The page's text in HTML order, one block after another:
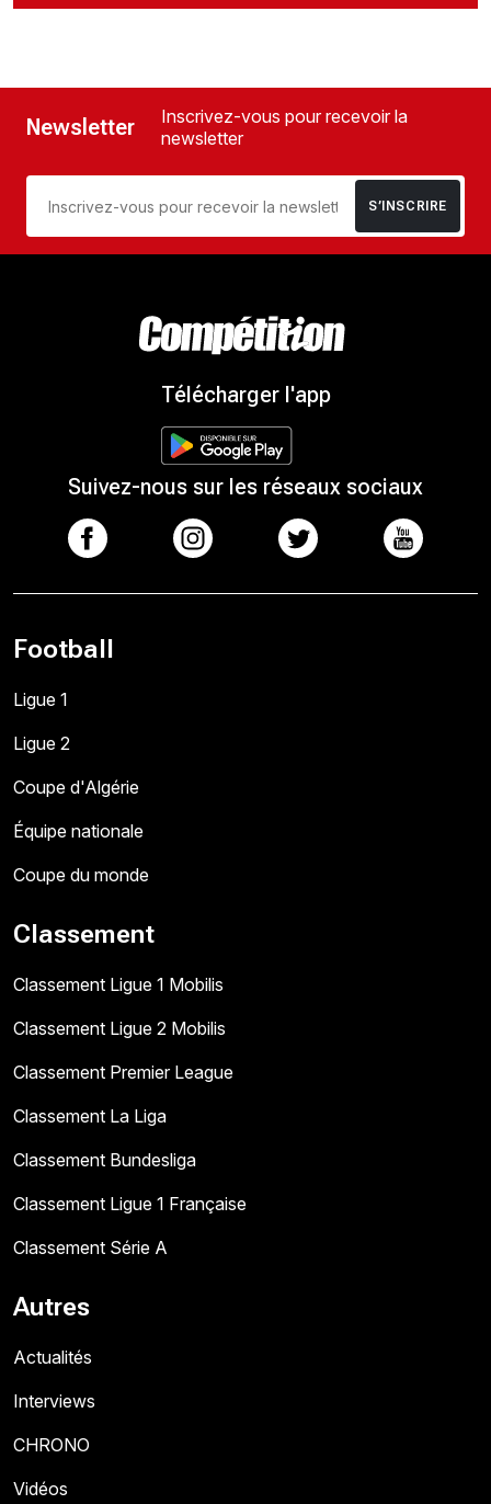
Newsletter
Inscrivez-vous pour recevoir la
newsletter
S’INSCRIRE
Télécharger l'app
Suivez-nous sur les réseaux sociaux
Football
Ligue 1
Ligue 2
Coupe d'Algérie
Équipe nationale
Coupe du monde
Classement
Classement Ligue 1 Mobilis
Classement Ligue 2 Mobilis
Classement Premier League
Classement La Liga
Classement Bundesliga
Classement Ligue 1 Française
Classement Série A
Autres
Actualités
Interviews
CHRONO
Vidéos